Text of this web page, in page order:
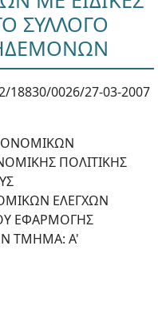
ΣΥΛΛΟΓΟ
18830/0026/27-03-2007
ΠΟΛΙΤΙΚΗΣ
ΕΛΕΓΧΩΝ
ΕΦΑΡΜΟΓΗΣ
ΤΜΗΜΑ: Α'